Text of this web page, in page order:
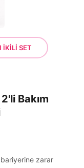
İKİLİ SET
Bakım
bariyerine zarar